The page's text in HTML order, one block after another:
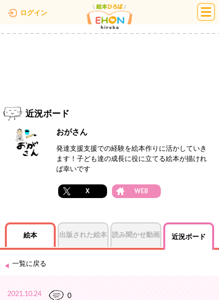
ログイン 絵本ひろば
近況ボード
おがさん
発達支援支援での経験を絵本作りに活かしていき
ます！子ども達の成長に役に立てる絵本が描けれ
ば幸いです
X WEB
絵本 出版された絵本 読み聞かせ動画 近況ボード
一覧に戻る
2021.10.24 0